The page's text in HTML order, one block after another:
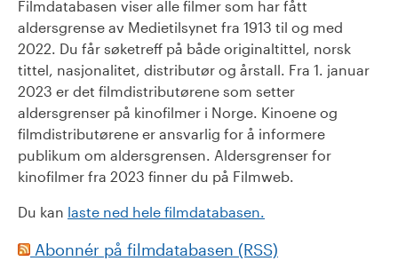
Filmdatabasen viser alle filmer som har fått
aldersgrense av Medietilsynet fra 1913 til og med
2022. Du får søketreff på både originaltittel, norsk
tittel, nasjonalitet, distributør og årstall. Fra 1. januar
2023 er det filmdistributørene som setter
aldersgrenser på kinofilmer i Norge. Kinoene og
filmdistributørene er ansvarlig for å informere
publikum om aldersgrensen. Aldersgrenser for
kinofilmer fra 2023 finner du på Filmweb.
Du kan laste ned hele filmdatabasen.
Abonnér på filmdatabasen (RSS)